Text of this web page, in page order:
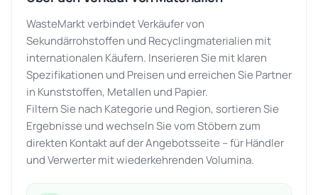
WasteMarkt verbindet Verkäufer von
Sekundärrohstoffen und Recyclingmaterialien mit
internationalen Käufern. Inserieren Sie mit klaren
Spezifikationen und Preisen und erreichen Sie Partner
in Kunststoffen, Metallen und Papier.
Filtern Sie nach Kategorie und Region, sortieren Sie
Ergebnisse und wechseln Sie vom Stöbern zum
direkten Kontakt auf der Angebotsseite – für Händler
und Verwerter mit wiederkehrenden Volumina.